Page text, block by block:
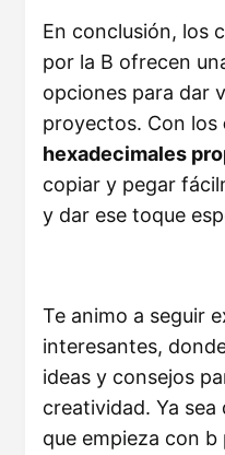
En conclusión, los
por la B ofrecen
opciones para dar
proyectos. Con los
hexadecimales
copiar y pegar
y dar ese toque
Te animo a seguir
interesantes,
ideas y consejos
creatividad. Ya
que empieza con